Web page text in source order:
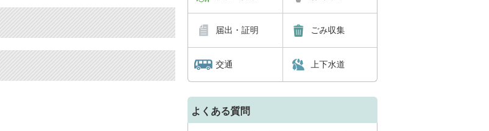
届出・証明 ごみ収集
交通 上下水道
よくある質問